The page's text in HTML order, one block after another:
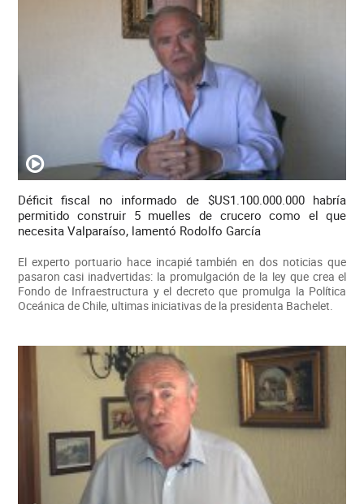
Déficit fiscal no informado de $US1.100.000.000 habría
permitido construir 5 muelles de crucero como el que
necesita Valparaíso, lamentó Rodolfo García
El experto portuario hace incapié también en dos noticias que
pasaron casi inadvertidas: la promulgación de la ley que crea el
Fondo de Infraestructura y el decreto que promulga la Política
Oceánica de Chile, ultimas iniciativas de la presidenta Bachelet.